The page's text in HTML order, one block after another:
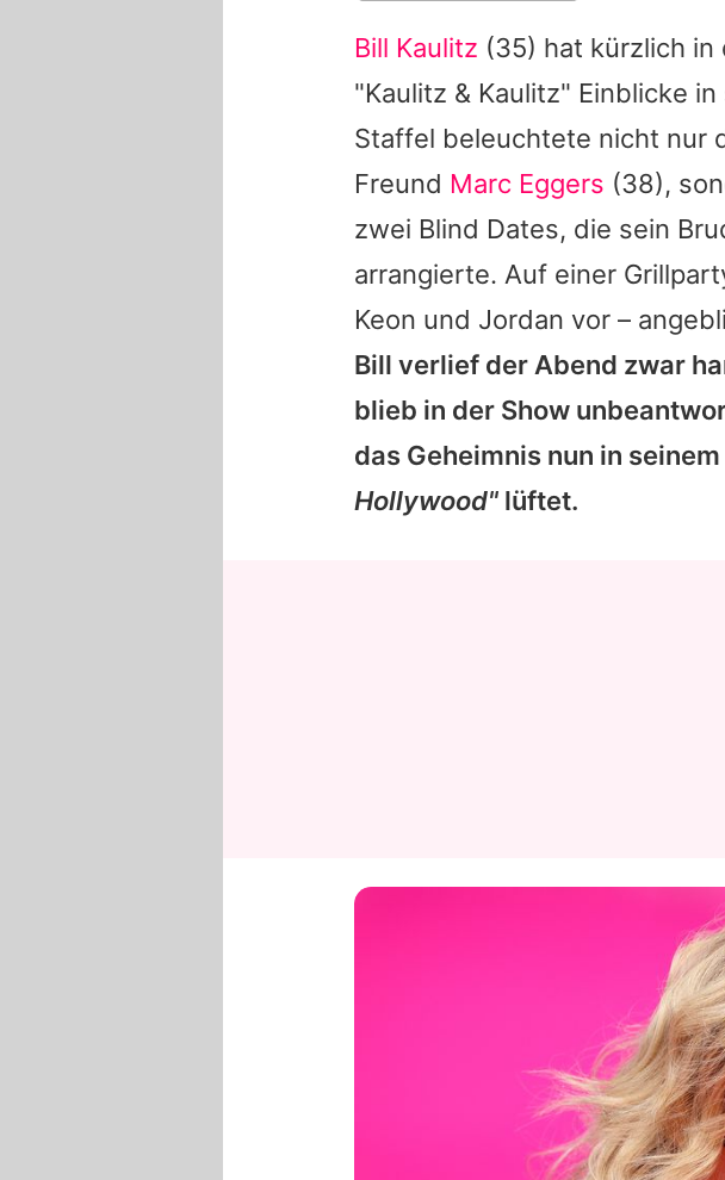
Bill Kaulitz (35) hat kürzlich
"Kaulitz & Kaulitz" Einblicke
Staffel beleuchtete nicht nur
Freund Marc Eggers (38),
zwei Blind Dates, die sein
arrangierte. Auf einer
Keon und Jordan vor –
Bill verlief der Abend zwar
blieb in der Show
das Geheimnis nun in
Hollywood" lüftet.